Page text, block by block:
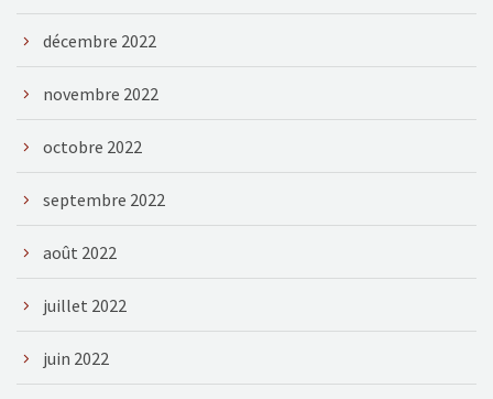
décembre 2022
novembre 2022
octobre 2022
septembre 2022
août 2022
juillet 2022
juin 2022